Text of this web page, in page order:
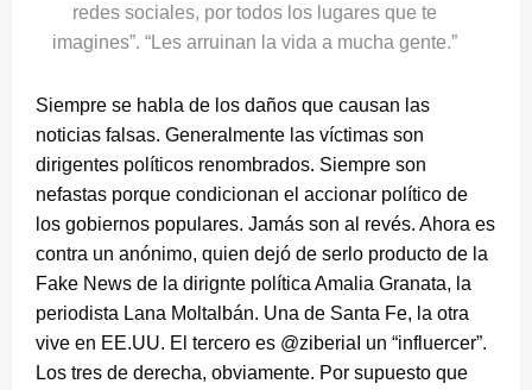
redes sociales, por todos los lugares que te
imagines”. “Les arruinan la vida a mucha gente.”
Siempre se habla de los daños que causan las
noticias falsas. Generalmente las víctimas son
dirigentes políticos renombrados. Siempre son
nefastas porque condicionan el accionar político de
los gobiernos populares. Jamás son al revés. Ahora es
contra un anónimo, quien dejó de serlo producto de la
Fake News de la dirignte política Amalia Granata, la
periodista Lana Moltalbán. Una de Santa Fe, la otra
vive en EE.UU. El tercero es @ziberiaI un “influercer”.
Los tres de derecha, obviamente. Por supuesto que